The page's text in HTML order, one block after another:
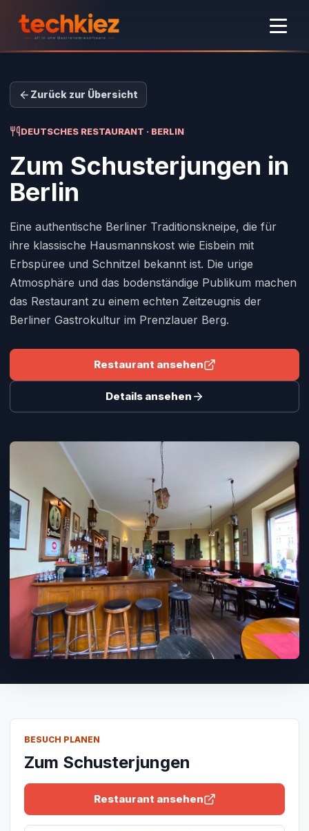
Zurück zur Übersicht
DEUTSCHES RESTAURANT · BERLIN
Zum Schusterjungen in
Berlin
Eine authentische Berliner Traditionskneipe, die für
ihre klassische Hausmannskost wie Eisbein mit
Erbspüree und Schnitzel bekannt ist. Die urige
Atmosphäre und das bodenständige Publikum machen
das Restaurant zu einem echten Zeitzeugnis der
Berliner Gastrokultur im Prenzlauer Berg.
Restaurant ansehen
Details ansehen
BESUCH PLANEN
Zum Schusterjungen
Restaurant ansehen